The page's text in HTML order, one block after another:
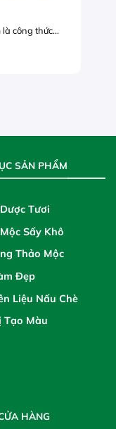
công thức...
SẢN PHẨM
Tươi
Sấy Khô
Thảo Mộc
Đẹp
Liệu Nấu Chè
Tạo Màu
HÀNG